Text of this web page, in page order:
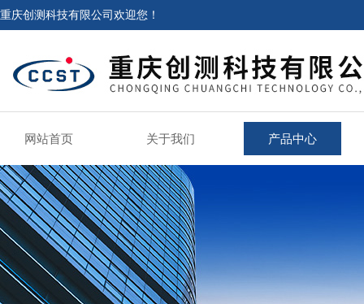
重庆创测科技有限公司欢迎您！
网站首页 关于我们 产品中心